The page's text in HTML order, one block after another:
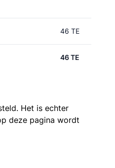
46 TE
46 TE
Het is echter
deze pagina wordt